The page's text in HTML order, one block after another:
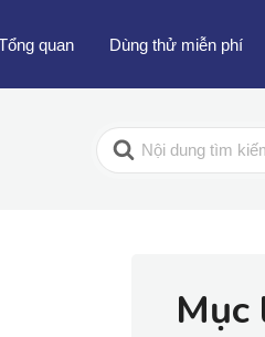
quan Dùng thử miễn phí
Mục